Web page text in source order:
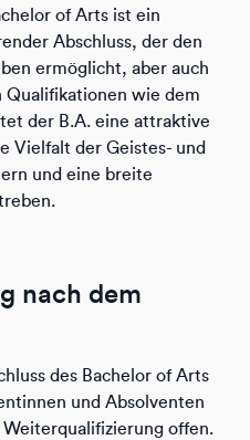
of Arts ist ein
Abschluss, der den
ermöglicht, aber auch
wie dem
der B.A. eine attraktive
Vielfalt der Geistes- und
und eine breite
nach dem
des Bachelor of Arts
und Absolventen
offen.